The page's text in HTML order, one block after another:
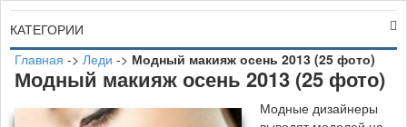
КАТЕГОРИИ
Главная -> Леди -> Модный макияж осень 2013 (25 фото)
Модный макияж осень 2013 (25 фото)
Модные дизайнеры